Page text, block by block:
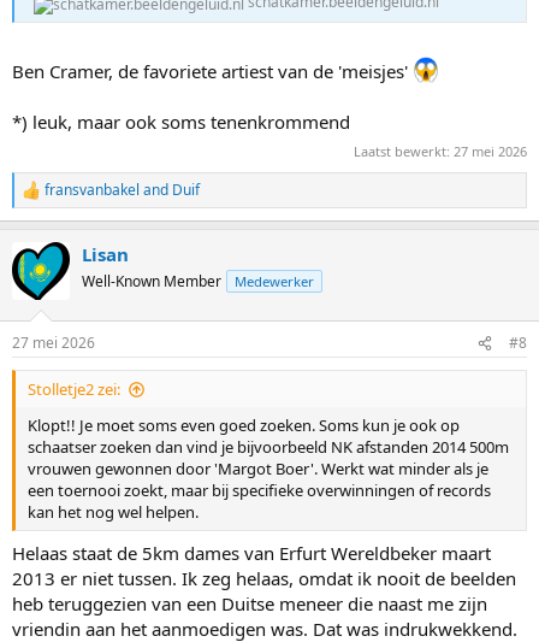
Ben Cramer, de favoriete artiest van de 'meisjes'
*) leuk, maar ook soms tenenkrommend
Laatst bewerkt: 27 mei 2026
R
e
c
t
i
s
:
fransvanbakel and Duif
Lisan
Well-Known Member Medewerker
27 mei 2026 #8
Stolletje2 zei:
Klopt!! Je moet soms even goed zoeken. Soms kun je ook op
schaatser zoeken dan vind je bijvoorbeeld NK afstanden 2014 500m
vrouwen gewonnen door 'Margot Boer'. Werkt wat minder als je
een toernooi zoekt, maar bij specifieke overwinningen of records
kan het nog wel helpen.
Helaas staat de 5km dames van Erfurt Wereldbeker maart
2013 er niet tussen. Ik zeg helaas, omdat ik nooit de beelden
heb teruggezien van een Duitse meneer die naast me zijn
vriendin aan het aanmoedigen was. Dat was indrukwekkend.